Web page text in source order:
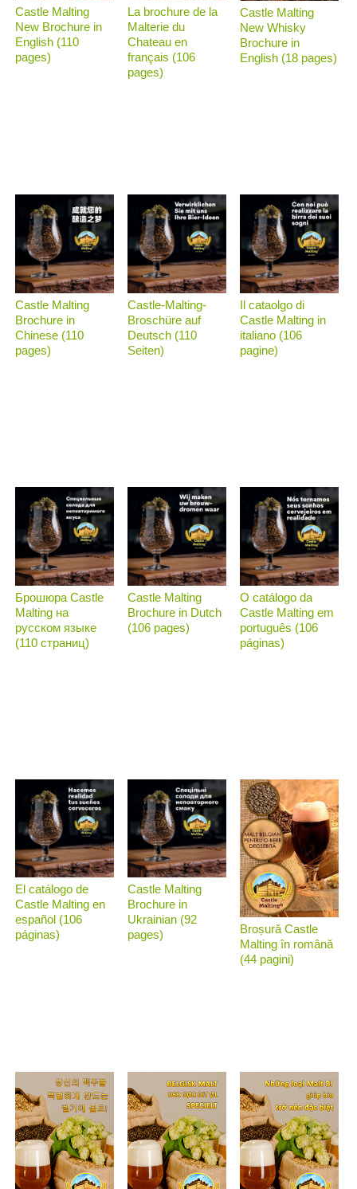
Castle Malting
New Brochure in
English (110
pages)
La brochure de la
Malterie du
Chateau en
français (106
pages)
Castle Malting
New Whisky
Brochure in
English (18 pages)
Castle Malting
Brochure in
Chinese (110
pages)
Castle-Malting-
Broschüre auf
Deutsch (110
Seiten)
Il cataolgo di
Castle Malting in
italiano (106
pagine)
Брошюра Castle
Malting на
русском языке
(110 страниц)
Castle Malting
Brochure in Dutch
(106 pages)
O catálogo da
Castle Malting em
português (106
páginas)
El catálogo de
Castle Malting en
español (106
páginas)
Castle Malting
Brochure in
Ukrainian (92
pages)
Broșură Castle
Malting în română
(44 pagini)